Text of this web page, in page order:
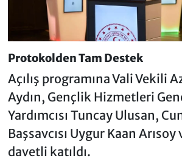
Protokolden Tam Destek
Açılış programına Vali Vekili
Aydın, Gençlik Hizmetleri
Yardımcısı Tuncay Ulusan,
Başsavcısı Uygur Kaan Arısoy
davetli katıldı.